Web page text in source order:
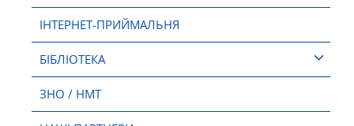
ІНТЕРНЕТ-ПРИЙМАЛЬНЯ
БІБЛІОТЕКА
ЗНО / НМТ